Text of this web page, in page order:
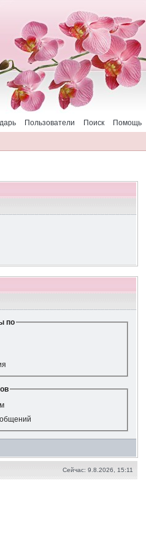
Помощь
Поиск
Пользователи
по
Сейчас: 9.8.2026, 15:11